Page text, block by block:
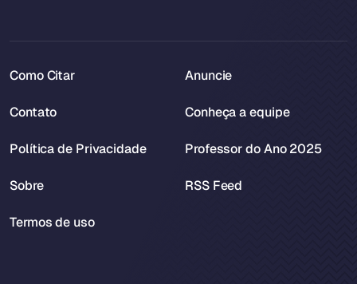
Como Citar
Contato
Política de Privacidade
Sobre
Termos de uso
Anuncie
Conheça a equipe
Professor do Ano 2025
RSS Feed